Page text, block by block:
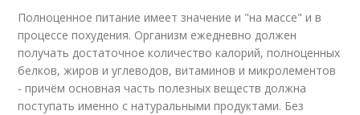
Полноценное питание имеет значение и "на массе" и в
процессе похудения. Организм ежедневно должен
получать достаточное количество калорий, полноценных
белков, жиров и углеводов, витаминов и микролементов
- причём основная часть полезных веществ должна
поступать именно с натуральными продуктами. Без